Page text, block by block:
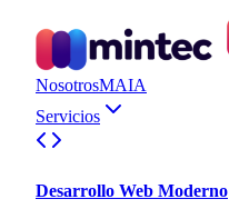
NosotrosMAIA
Servicios
Desarrollo Web Moderno